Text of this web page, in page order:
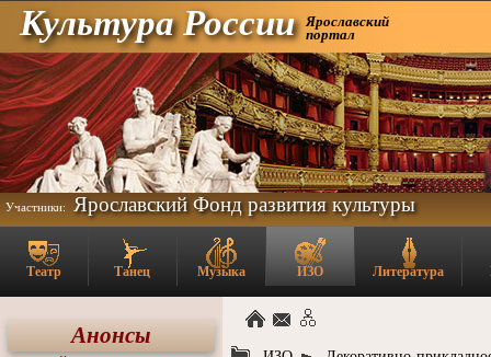
Культура России Ярославский
портал
Участники: Ярославский Фонд развития культуры
Театр Танец Музыка ИЗО Литература
Анонсы